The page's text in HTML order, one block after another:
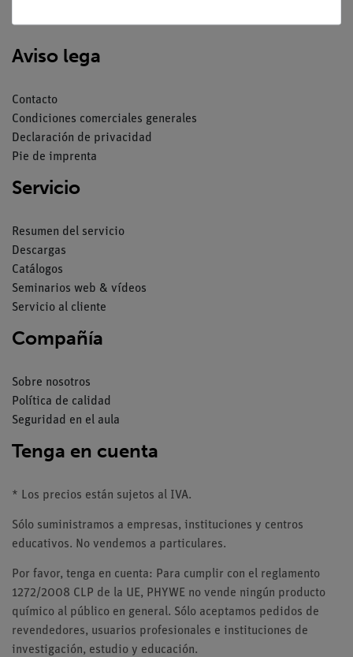
Aviso lega
Contacto
Condiciones comerciales generales
Declaración de privacidad
Pie de imprenta
Servicio
Resumen del servicio
Descargas
Catálogos
Seminarios web & vídeos
Servicio al cliente
Compañía
Sobre nosotros
Política de calidad
Seguridad en el aula
Tenga en cuenta
* Los precios están sujetos al IVA.
Sólo suministramos a empresas, instituciones y centros
educativos. No vendemos a particulares.
Por favor, tenga en cuenta: Para cumplir con el reglamento
1272/2008 CLP de la UE, PHYWE no vende ningún producto
químico al público en general. Sólo aceptamos pedidos de
revendedores, usuarios profesionales e instituciones de
investigación, estudio y educación.